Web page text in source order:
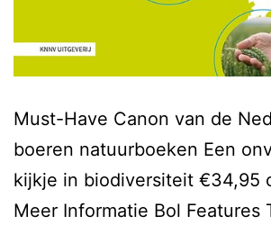
Must-Have Canon van de
boeren natuurboeken Een
kijkje in biodiversiteit €34,95
Meer Informatie Bol Features